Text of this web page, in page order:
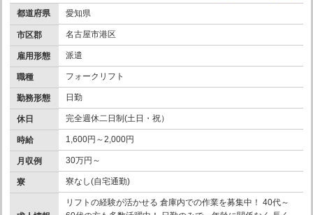
都道府県 愛知県
市区郡 名古屋市港区
雇用形態 派遣
職種 フォークリフト
勤務形態 日勤
休日 完全週休二日制(土日・祝）
時給 1,600円～2,000円
月収例 30万円～
寮 寮なし(自宅通勤)
リフトの経験が活かせる 倉庫内での作業を募集中！ 40代～